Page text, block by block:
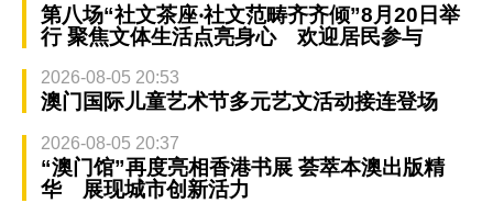
第八场“社文茶座‧社文范畴齐齐倾”8月20日举
行 聚焦文体生活点亮身心 欢迎居民参与
2026-08-05 20:53
澳门国际儿童艺术节多元艺文活动接连登场
2026-08-05 20:37
“澳门馆”再度亮相香港书展 荟萃本澳出版精
华 展现城市创新活力